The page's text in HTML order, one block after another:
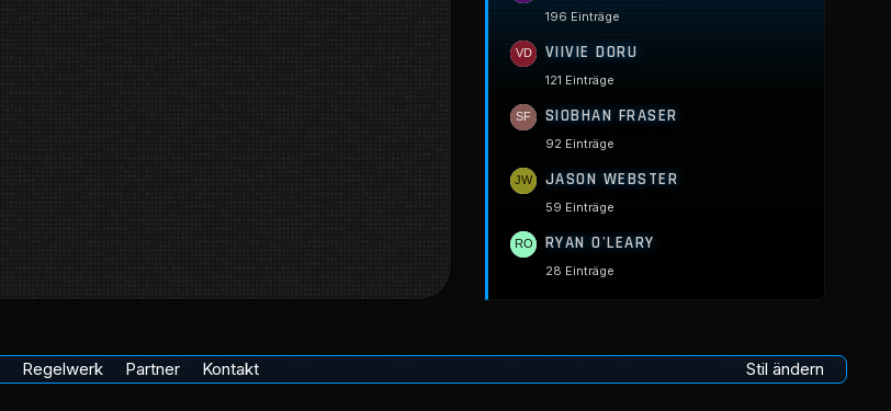
196 Einträge
VIIVIE DORU
121 Einträge
SIOBHAN FRASER
92 Einträge
JASON WEBSTER
59 Einträge
RYAN O'LEARY
28 Einträge
Stil ändern
Regelwerk Partner Kontakt